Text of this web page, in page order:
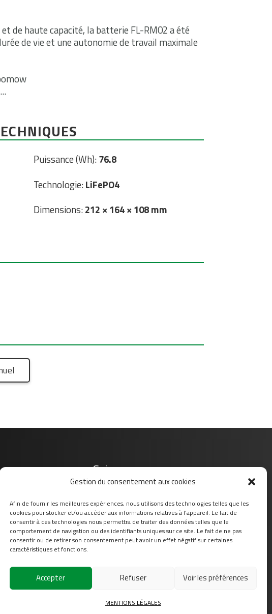
Gestion du consentement aux cookies
Afin de fournir les meilleures expériences, nous utilisons des technologies telles que les
cookies pour stocker et/ou accéder aux informations relatives à l'appareil. Le fait de
consentir à ces technologies nous permettra de traiter des données telles que le
comportement de navigation ou des identifiants uniques sur ce site. Le fait de ne pas
consentir ou de retirer son consentement peut avoir un effet négatif sur certaines
caractéristiques et fonctions.
Accepter Refuser Voir les préférences
MENTIONS LÉGALES
de haute capacité, la batterie FL-RM02 a été
de vie et une autonomie de travail maximale
Puissance (Wh):76.8
Technologie:LiFePO4
Dimensions:212 × 164 × 108 mm
Suivez-nous sur
légales